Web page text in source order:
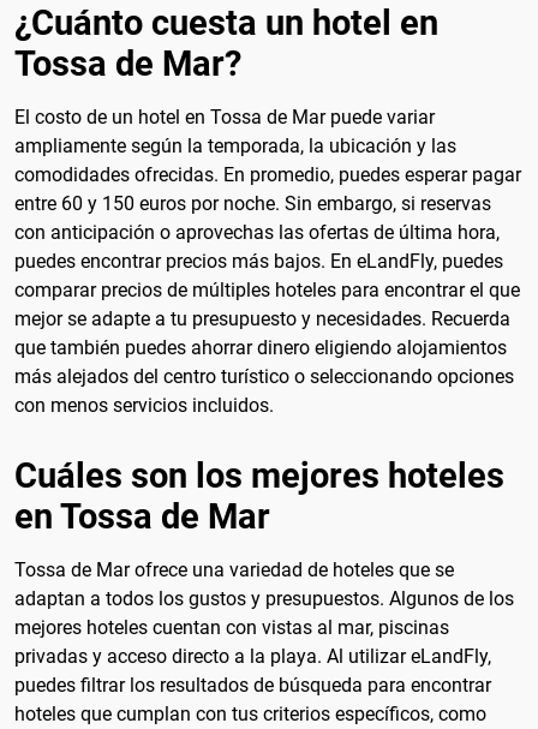
¿Cuánto cuesta un hotel en
Tossa de Mar?
El costo de un hotel en Tossa de Mar puede variar
ampliamente según la temporada, la ubicación y las
comodidades ofrecidas. En promedio, puedes esperar pagar
entre 60 y 150 euros por noche. Sin embargo, si reservas
con anticipación o aprovechas las ofertas de última hora,
puedes encontrar precios más bajos. En eLandFly, puedes
comparar precios de múltiples hoteles para encontrar el que
mejor se adapte a tu presupuesto y necesidades. Recuerda
que también puedes ahorrar dinero eligiendo alojamientos
más alejados del centro turístico o seleccionando opciones
con menos servicios incluidos.
Cuáles son los mejores hoteles
en Tossa de Mar
Tossa de Mar ofrece una variedad de hoteles que se
adaptan a todos los gustos y presupuestos. Algunos de los
mejores hoteles cuentan con vistas al mar, piscinas
privadas y acceso directo a la playa. Al utilizar eLandFly,
puedes filtrar los resultados de búsqueda para encontrar
hoteles que cumplan con tus criterios específicos, como